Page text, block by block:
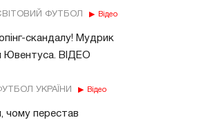
СВІТОВИЙ ФУТБОЛ Відео
скандалу! Мудрик
Ювентуса. ВІДЕО
УКРАЇНИ Відео
чому перестав